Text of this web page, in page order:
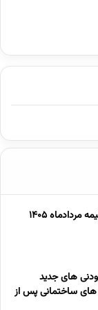
مجله بسپار شماره 286 در نیمه مردادماه 1405
های جدید
ساختمانی پس از